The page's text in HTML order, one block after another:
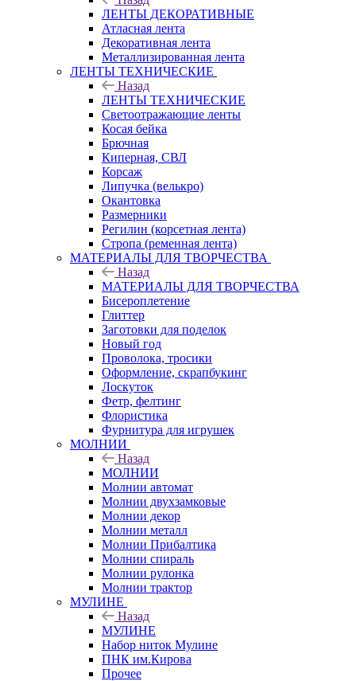
ЛЕНТЫ ДЕКОРАТИВНЫЕ
Атласная лента
Декоративная лента
Металлизированная лента
ЛЕНТЫ ТЕХНИЧЕСКИЕ
Назад
ЛЕНТЫ ТЕХНИЧЕСКИЕ
Светоотражающие ленты
Косая бейка
Брючная
Киперная, СВЛ
Корсаж
Липучка (велькро)
Окантовка
Размерники
Регилин (корсетная лента)
Стропа (ременная лента)
МАТЕРИАЛЫ ДЛЯ ТВОРЧЕСТВА
Назад
МАТЕРИАЛЫ ДЛЯ ТВОРЧЕСТВА
Бисероплетение
Глиттер
Заготовки для поделок
Новый год
Проволока, тросики
Оформление, скрапбукинг
Лоскуток
Фетр, фелтинг
Флористика
Фурнитура для игрушек
МОЛНИИ
Назад
МОЛНИИ
Молнии автомат
Молнии двухзамковые
Молнии декор
Молнии металл
Молнии Прибалтика
Молнии спираль
Молнии рулонка
Молнии трактор
МУЛИНЕ
Назад
МУЛИНЕ
Набор ниток Мулине
ПНК им.Кирова
Прочее